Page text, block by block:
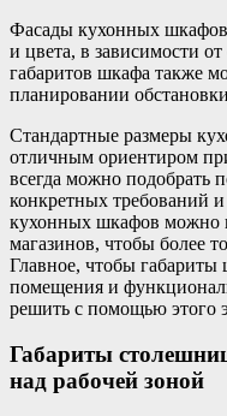
Фасады кухонных
и цвета, в зависимости
габаритов шкафа также
планировании
Стандартные размеры
отличным ориентиром
всегда можно подобрать
конкретных требований
кухонных шкафов можно
магазинов, чтобы более
Главное, чтобы габариты
помещения и
решить с помощью этого
Габариты
над рабочей зоной